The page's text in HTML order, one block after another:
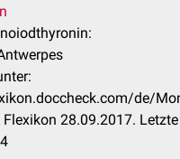
de/
Flexikon 28.09.2017.